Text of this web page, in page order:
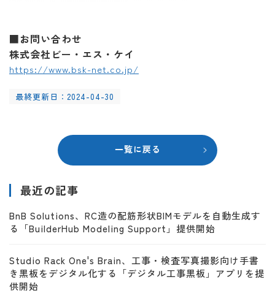
■お問い合わせ
株式会社ビー・エス・ケイ
https://www.bsk-net.co.jp/
最終更新日：2024-04-30
一覧に戻る
最近の記事
BnB Solutions、RC造の配筋形状BIMモデルを自動生成す
る「BuilderHub Modeling Support」提供開始
Studio Rack One's Brain、工事・検査写真撮影向け手書
き黒板をデジタル化する「デジタル工事黒板」アプリを提
供開始